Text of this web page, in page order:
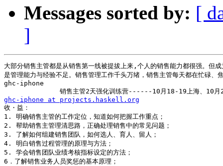
Messages sorted by: [
]
大部分销售主管都是从销售第一线被提拔上来,个人的销售能力都很强。但
是管理能力与经验不足。销售管理工作千头万绪，销售主管每天都在忙碌、
ghc-iphone
ghc-iphone at projects.haskell.org
收・益：
1. 明确销售主管的工作定位，知道如何把握工作重点；
2. 帮助销售主管理清思路，正确处理销售中的常见问题；
3. 了解如何组建销售团队，如何选人、育人、留人；
4. 明白销售过程管理的原理与方法；
5. 学会销售团队业绩考核指标设定的方法；
6．了解销售业务人员奖惩的基本原理；